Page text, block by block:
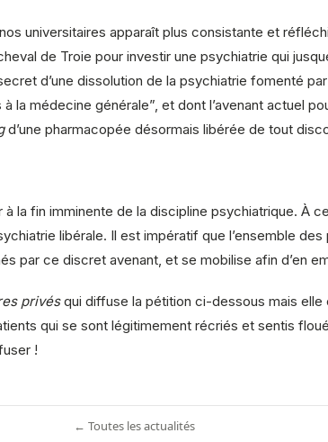
universitaires apparaît plus consistante et
de Troie pour investir une psychiatrie qui
d’une dissolution de la psychiatrie fomenté
la médecine générale”, et dont l’avenant actuel
d’une pharmacopée désormais libérée de tout
la fin imminente de la discipline psychiatrique. À
libérale. Il est impératif que l’ensemble
par ce discret avenant, et se mobilise afin d’en
privésqui diffuse la pétition ci-dessous mais elle
qui se sont légitimement récriés et sentis
!
← Toutes les actualités